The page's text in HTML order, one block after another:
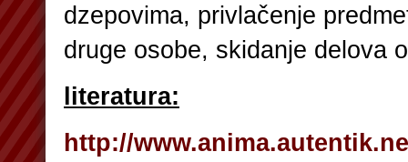
dzepovima, privlačenje
druge osobe, skidanje delova
literatura:
http://